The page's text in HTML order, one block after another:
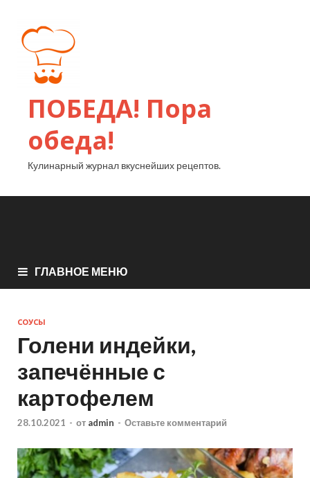
ПОБЕДА! Пора
обеда!
Кулинарный журнал вкуснейших рецептов.
ГЛАВНОЕ МЕНЮ
СОУСЫ
Голени индейки,
запечённые с
картофелем
28.10.2021 - от admin - Оставьте комментарий